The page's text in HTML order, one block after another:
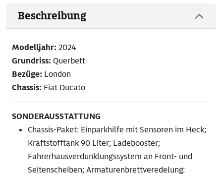
Beschreibung
Modelljahr: 2024
Grundriss: Querbett
Bezüge: London
Chassis: Fiat Ducato
SONDERAUSSTATTUNG
Chassis-Paket: Einparkhilfe mit Sensoren im Heck;
Kraftstofftank 90 Liter; Ladebooster;
Fahrerhausverdunklungssystem an Front- und
Seitenscheiben; Armaturenbrettveredelung: